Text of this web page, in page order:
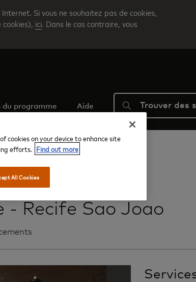
Si vous ne souhaitez pas de cookies,
ici. Dans le cas contraire, vous
programme Aide Trouver des
- Recife Sao Joao
Recife Sao Joao
cookies on your device to enhance site
efforts. Find out more
All Cookies